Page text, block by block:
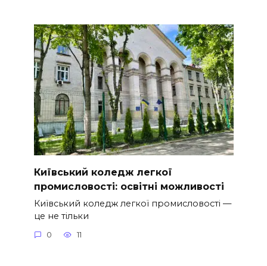
Київський коледж легкої
промисловості: освітні можливості
Київський коледж легкої промисловості —
це не тільки
0 11